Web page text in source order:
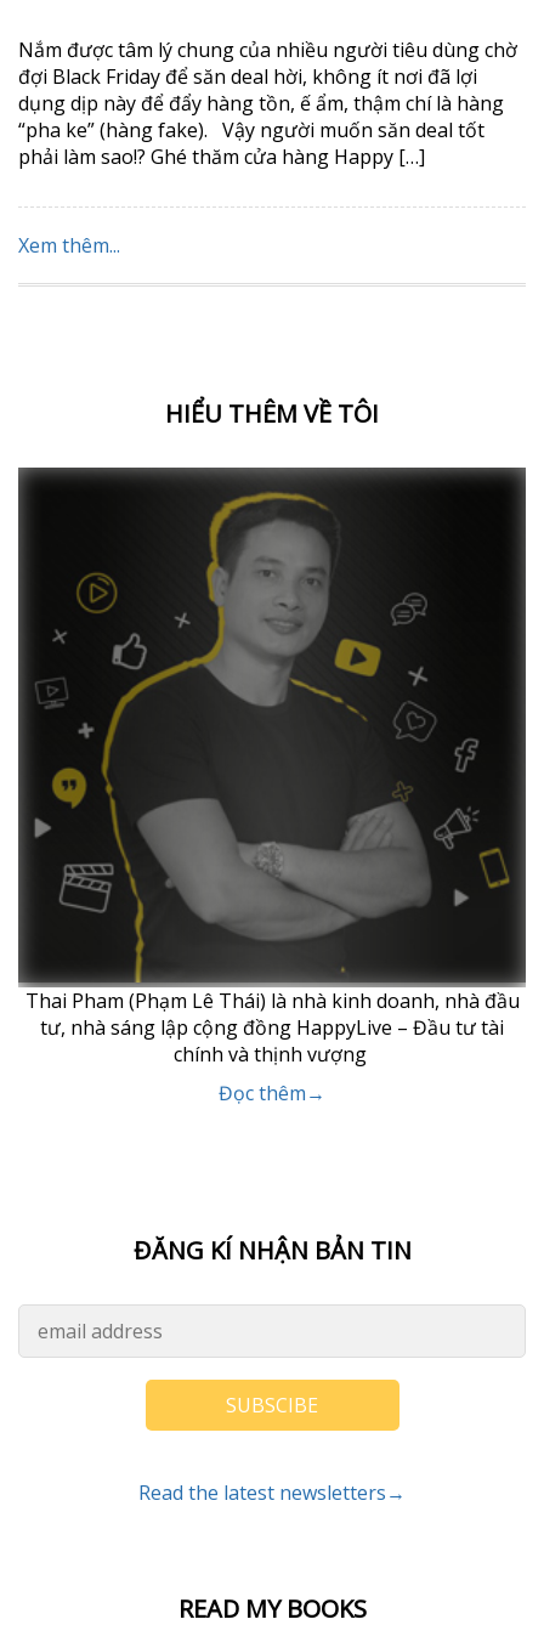
READ MY BOOKS
Nắm được tâm lý chung của nhiều người tiêu dùng chờ
đợi Black Friday để săn deal hời, không ít nơi đã lợi
dụng dịp này để đẩy hàng tồn, ế ẩm, thậm chí là hàng
“pha ke” (hàng fake). Vậy người muốn săn deal tốt
phải làm sao!? Ghé thăm cửa hàng Happy […]
Xem thêm...
HIỂU THÊM VỀ TÔI
Thai Pham (Phạm Lê Thái) là nhà kinh doanh, nhà đầu
tư, nhà sáng lập cộng đồng HappyLive – Đầu tư tài
chính và thịnh vượng
Đọc thêm→
ĐĂNG KÍ NHẬN BẢN TIN
SUBSCIBE
Read the latest newsletters→